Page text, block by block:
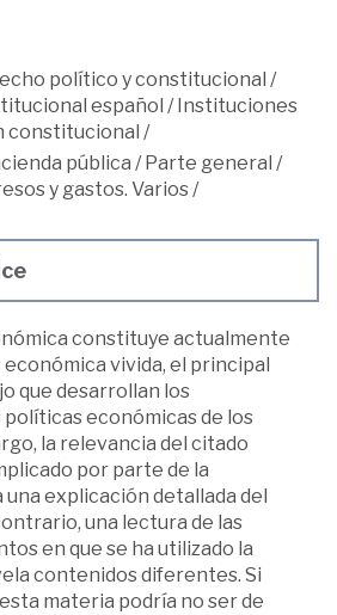
político y constitucional /
español / Instituciones
constitucional /
pública / Parte general /
y gastos. Varios/
constituye actualmente
económica vivida, el principal
que desarrollan los
políticas económicas de los
la relevancia del citado
por parte de la
explicación detallada del
una lectura de las
en que se ha utilizado la
contenidos diferentes. Si
materia podría no ser de